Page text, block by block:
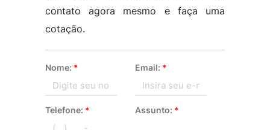
contato agora mesmo e faça uma
cotação.
Nome: * Email: *
Telefone: * Assunto: *